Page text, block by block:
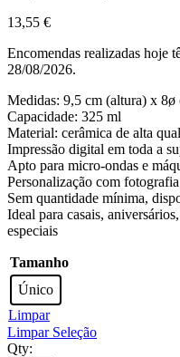
13,55 €
Encomendas realizadas hoje
28/08/2026.
Medidas: 9,5 cm (altura) x 8ø
Capacidade: 325 ml
Material: cerâmica de alta
Impressão digital em toda a
Apto para micro-ondas e
Personalização com
Sem quantidade mínima,
Ideal para casais,
especiais
Tamanho
Único
Limpar
Limpar Seleção
Qty: